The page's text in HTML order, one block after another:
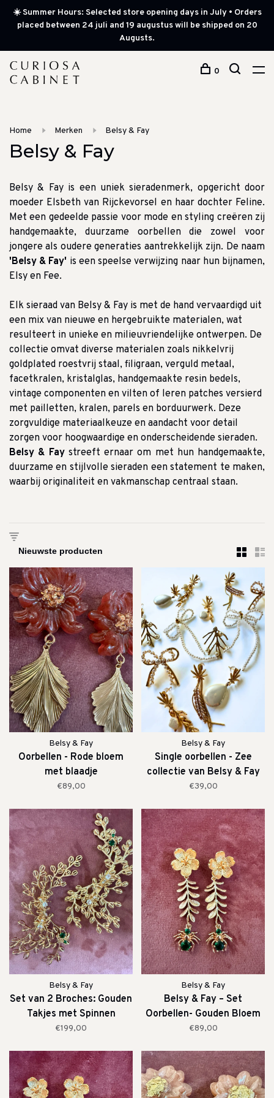
☀️ Summer Hours: Selected store opening days in July • Orders
placed between 24 juli and 19 augustus will be shipped on 20
Augusts.
0
Home Merken Belsy & Fay
Belsy & Fay
Belsy & Fay is een uniek sieradenmerk, opgericht door
moeder Elsbeth van Rijckevorsel en haar dochter Feline.
Met een gedeelde passie voor mode en styling creëren zij
handgemaakte, duurzame oorbellen die zowel voor
jongere als oudere generaties aantrekkelijk zijn. De naam
'Belsy & Fay' is een speelse verwijzing naar hun bijnamen,
Elsy en Fee.
Elk sieraad van Belsy & Fay is met de hand vervaardigd uit
een mix van nieuwe en hergebruikte materialen, wat
resulteert in unieke en milieuvriendelijke ontwerpen. De
collectie omvat diverse materialen zoals nikkelvrij
goldplated roestvrij staal, filigraan, verguld metaal,
facetkralen, kristalglas, handgemaakte resin bedels,
vintage componenten en vilten of leren patches versierd
met pailletten, kralen, parels en borduurwerk. Deze
zorgvuldige materiaalkeuze en aandacht voor detail
zorgen voor hoogwaardige en onderscheidende sieraden.
Belsy & Faystreeft ernaar om met hun handgemaakte,
duurzame en stijlvolle sieraden een statement te maken,
waarbij originaliteit en vakmanschap centraal staan.
Belsy & Fay
Oorbellen - Rode bloem
met blaadje
€89,00
Belsy & Fay
Single oorbellen - Zee
collectie van Belsy & Fay
€39,00
Belsy & Fay
Set van 2 Broches: Gouden
Takjes met Spinnen
€199,00
Belsy & Fay
Belsy & Fay – Set
Oorbellen- Gouden Bloem
met Spin
€89,00